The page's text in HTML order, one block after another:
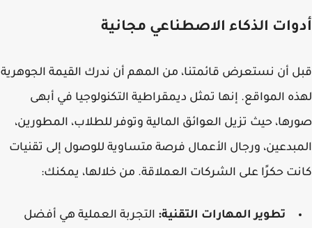
الذكاء الاصطناعي مجانية
أن نستعرض قائمتنا، من المهم أن ندرك القيمة الجوهرية
المواقع. إنها تمثل ديمقراطية التكنولوجيا في أبهى
حيث تزيل العوائق المالية وتوفر للطلاب، المطورين،
ورجال الأعمال فرصة متساوية للوصول إلى تقنيات
حكرًا على الشركات العملاقة. من خلالها، يمكنك:
تطوير المهارات التقنية:التجربة العملية هي أفضل